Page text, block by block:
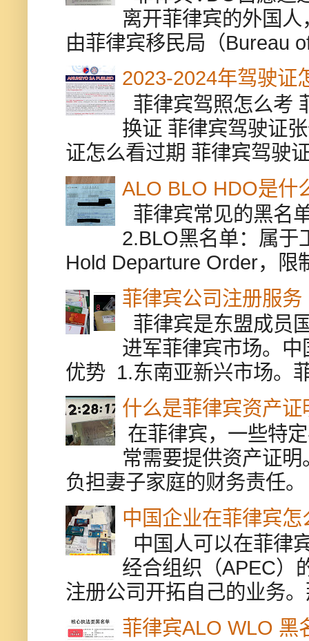
离开菲律宾的外国
由菲律宾移民局（Bureau
2023-2024年驾驶证
菲律宾驾照怎么考
换证 菲律宾驾驶证
证怎么看过期 菲律宾驾驶
ALO BLO HDO是什
菲律宾常见的黑名
2.BLO黑名单：属于
Hold Departure Order，限
菲律宾公司注册服务
菲律宾是东盟成员
进军菲律宾市场。
优势 1.东南亚新兴市场。
什么是菲律宾资产证
在菲律宾，一些特
常需要提供资产证
负担妻子家庭的财务责任
中国企业在菲律宾怎
中国人可以在菲律
经合组织（APEC）
注册公司开拓自己的业务
菲律宾ALO WLO 黑